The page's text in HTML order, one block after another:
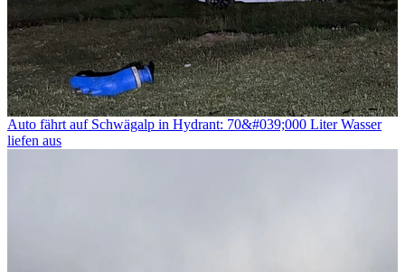
Auto fährt auf Schwägalp in Hydrant: 70&#039;000 Liter Wasser
liefen aus